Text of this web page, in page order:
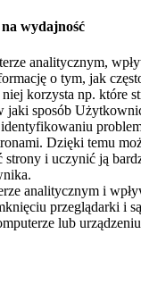
wydajność
analitycznym,
o tym, jak
korzysta np. które
jaki sposób
Dzięki temu
strony i uczynić ją
analitycznym i
przeglądarki i
lub